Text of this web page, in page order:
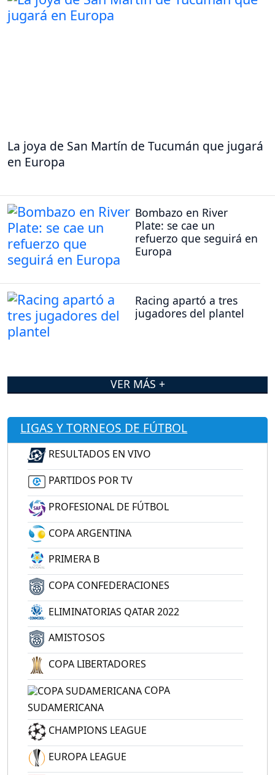
La joya de San Martín de Tucumán que jugará
en Europa
Bombazo en River
Plate: se cae un
refuerzo que seguirá en
Europa
Racing apartó a tres
jugadores del plantel
VER MÁS +
LIGAS Y TORNEOS DE FÚTBOL
RESULTADOS EN VIVO
PARTIDOS POR TV
PROFESIONAL DE FÚTBOL
COPA ARGENTINA
PRIMERA B
COPA CONFEDERACIONES
ELIMINATORIAS QATAR 2022
AMISTOSOS
COPA LIBERTADORES
COPA
SUDAMERICANA
CHAMPIONS LEAGUE
EUROPA LEAGUE